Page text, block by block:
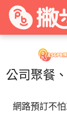
公司聚餐
網路預訂不